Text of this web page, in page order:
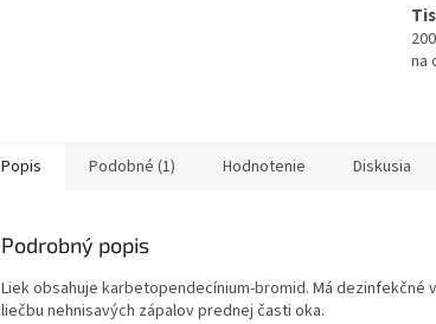
na
Popis Podobné (1) Hodnotenie Diskusia
Podrobný popis
Liek obsahuje karbetopendecínium-bromid. Má dezinfekčné
liečbu nehnisavých zápalov prednej časti oka.